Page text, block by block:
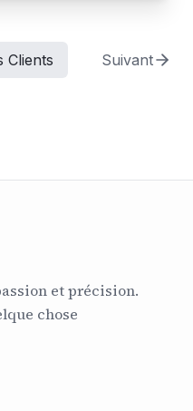
Clients Suivant
et précision.
chose